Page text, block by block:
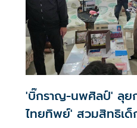
'บิ๊กราญ-นพศิลป์' ลุย
ไทยทิพย์' สวมสิทธิเ